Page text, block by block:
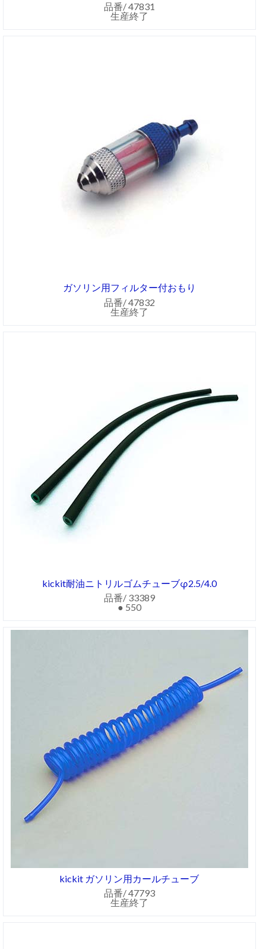
品番/ 47831
生産終了
ガソリン用フィルター付おもり
品番/ 47832
生産終了
kickit耐油ニトリルゴムチューブφ2.5/4.0
品番/ 33389
● 550
kickit ガソリン用カールチューブ
品番/ 47793
生産終了